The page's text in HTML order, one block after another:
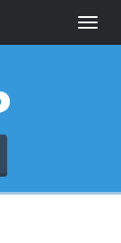
Toggle